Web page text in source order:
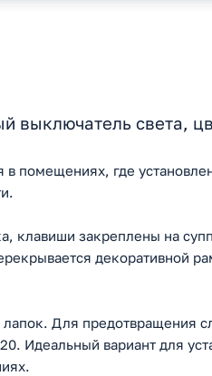
выключатель света,
помещениях, где
клавиши закреплены на
декоративной
Для предотвращения
Идеальный вариант для